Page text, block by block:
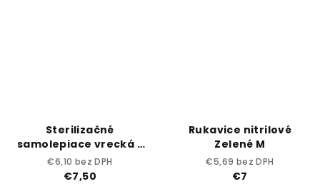
Sterilizačné
samolepiace vrecká -
90x135 cm, 200 ks
€6,10 bez DPH
€7,50
Rukavice nitrilové
Zelené M
€5,69 bez DPH
€7